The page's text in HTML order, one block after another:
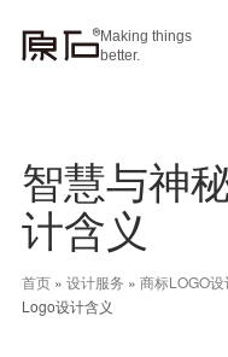
Making things
better.
智慧与神
计含义
首页 » 设计服务 » 商标LOGO设
Logo设计含义